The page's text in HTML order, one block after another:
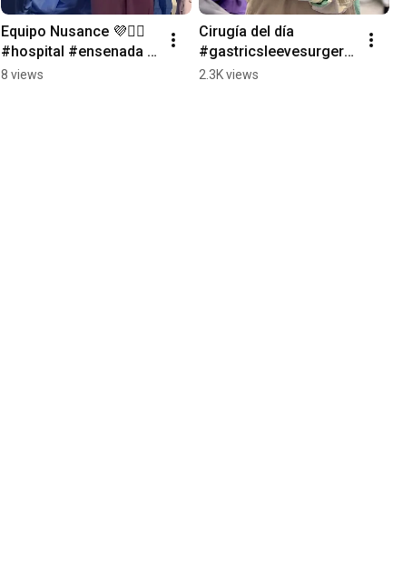
Equipo Nusance 💜🧑‍⚕️
#hospital #ensenada
#gastricsleevesurgery
8 views
Cirugía del día
#gastricsleevesurgery
#bariatricsurgeon
2.3K views